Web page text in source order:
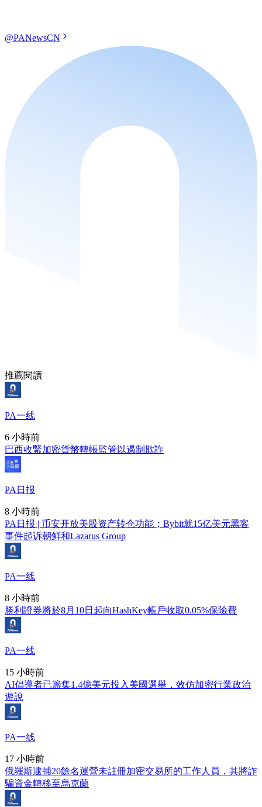
@PANewsCN
推薦閱讀
PA一线
6 小時前
巴西收緊加密貨幣轉帳監管以遏制欺詐
PA日报
8 小時前
PA日报 | 币安开放美股资产转仓功能；Bybit就15亿美元黑客
事件起诉朝鲜和Lazarus Group
PA一线
8 小時前
勝利證券將於8月10日起向HashKey帳戶收取0.05%保險費
PA一线
15 小時前
AI倡導者已籌集1.4億美元投入美國選舉，效仿加密行業政治
遊說
PA一线
17 小時前
俄羅斯逮捕20餘名運營未註冊加密交易所的工作人員，其將詐
騙資金轉移至烏克蘭